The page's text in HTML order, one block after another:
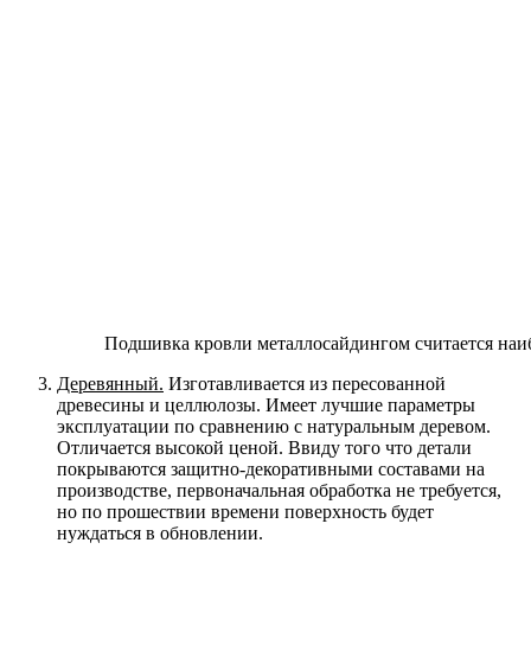
Подшивка кровли металлосайдингом считается
Деревянный. Изготавливается из пересованной
древесины и целлюлозы. Имеет лучшие параметры
эксплуатации по сравнению с натуральным деревом.
Отличается высокой ценой. Ввиду того что детали
покрываются защитно-декоративными составами на
производстве, первоначальная обработка не требуется,
но по прошествии времени поверхность будет
нуждаться в обновлении.